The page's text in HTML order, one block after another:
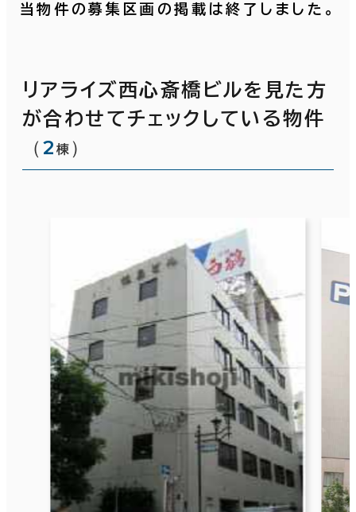
当物件の募集区画の掲載は終了しました。
リアライズ西心斎橋ビルを見た方
が合わせてチェックしている物件
（2 棟 ）